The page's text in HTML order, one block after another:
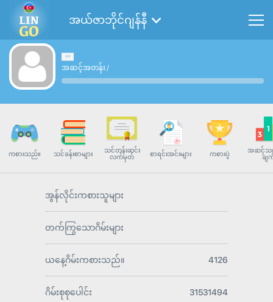
အယ်ဇာဘိုင်ဂျန်နီ
အဆင့်အတန်း/
ကစားသည်။ သင်ခန်းစာများ
သင်တန်းဆင်း
လက်မှတ်
စာရင်းအင်းများ ကစားပွဲ
အဆင့်သ
ချ
အွန်လိုင်းကစားသူများ
တက်ကြွသောဂိမ်းများ
ယနေ့ဂိမ်းကစားသည်။ 4126
ဂိမ်းစုစုပေါင်း 31531494